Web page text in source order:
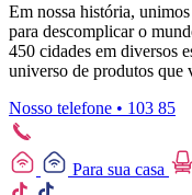
Em nossa história,
para descomplicar o
450 cidades em diversos
universo de produtos que
Nosso telefone • 103 85
Para sua casa